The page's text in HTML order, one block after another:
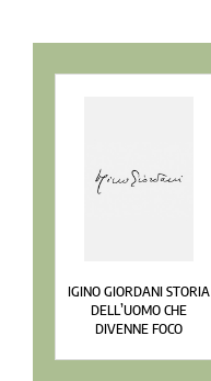
IGINO GIORDANI STORIA
DELL’UOMO CHE
DIVENNE FOCO